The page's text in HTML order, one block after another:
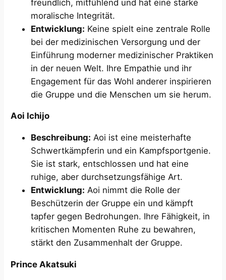
freundlich, mitfühlend und hat eine starke
moralische Integrität.
Entwicklung: Keine spielt eine zentrale Rolle
bei der medizinischen Versorgung und der
Einführung moderner medizinischer Praktiken
in der neuen Welt. Ihre Empathie und ihr
Engagement für das Wohl anderer inspirieren
die Gruppe und die Menschen um sie herum.
Aoi Ichijo
Beschreibung: Aoi ist eine meisterhafte
Schwertkämpferin und ein Kampfsportgenie.
Sie ist stark, entschlossen und hat eine
ruhige, aber durchsetzungsfähige Art.
Entwicklung: Aoi nimmt die Rolle der
Beschützerin der Gruppe ein und kämpft
tapfer gegen Bedrohungen. Ihre Fähigkeit, in
kritischen Momenten Ruhe zu bewahren,
stärkt den Zusammenhalt der Gruppe.
Prince Akatsuki